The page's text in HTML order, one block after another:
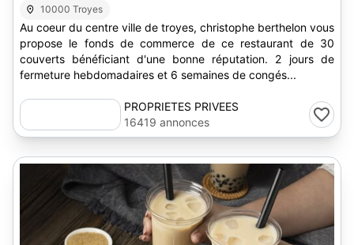
10000 Troyes
Au coeur du centre ville de troyes, christophe berthelon vous
propose le fonds de commerce de ce restaurant de 30
couverts bénéficiant d'une bonne réputation. 2 jours de
fermeture hebdomadaires et 6 semaines de congés...
PROPRIETES PRIVEES
16419 annonces